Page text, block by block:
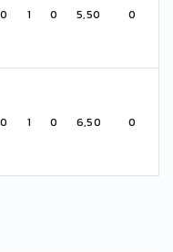
0 1 0 5,50 0
0 1 0 6,50 0